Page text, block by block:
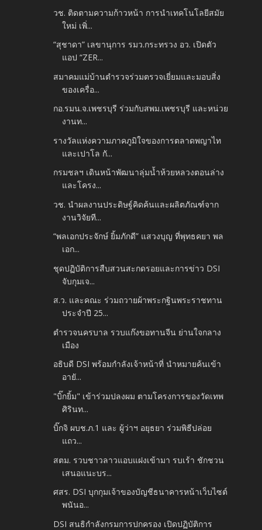
วช. ติดตามความก้าวหน้า การนำเทคโนโลยีสมัย
ใหม่ เพิ่...
“สุชาดา” เลขานุการ รมว.กระทรวง อว. เปิดตัว
แอป “ZER...
สมาคมแม่บ้านตำรวจร่วมตรวจเยี่ยมและมอบสิ่ง
ของเครื่อ...
กอ.รมน.จ.เพชรบุรี ร่วมกับสพม.เพชรบุรี และหน่วย
งานท...
รางวัลแห่งความภาคภูมิใจของการตลาดพญาไท
และเปาโล กั...
กรมชลฯ เดินหน้าพัฒนาลุ่มน้ำห้วยหลวงตอนล่าง
และโครง...
วช. นำผลงานประดิษฐ์คิดค้นและผลิตภัณฑ์จาก
งานวิจัยที...
“พลเอกประจักษ์ ยิ้มภักดี” แสวงบุญ ที่พุทธคยา พล
เอก...
ชุดปฏิบัติการสืบสวนสะกดรอยและการข่าว DSI
จับกุมเจ...
ส.ว. และคณะ ร่วมถวายผ้าพระกฐินพระราชทาน
ประจำปี 25...
ตำรวจนครบาล รวบแก๊งขอทานจีน ย่านใจกลาง
เมือง
อธิบดี DSI พร้อมกำลังเจ้าหน้าที่ นำหมายค้นเข้า
อายั...
"บิ๊กยิ้ม" เข้าร่วมปลงผม ตามโครงการของวัดเทพ
ศิรินท...
บิ๊กจิ ผบช.ภ.1 และ ผู้ว่าฯ อยุธยา ร่วมพิธีปล่อย
แถว...
สตม. รวบชาวลาวแอบแฝงเข้ามา รบเร้า ชักชวน
เสนอแนะบร...
ศสร. DSI บุกกุมเจ้าของบัญชีธนาคารหน้าเว็บไซต์
พนันอ...
DSI สนธิกำลังกรมการปกครอง เปิดปฏิบัติการ